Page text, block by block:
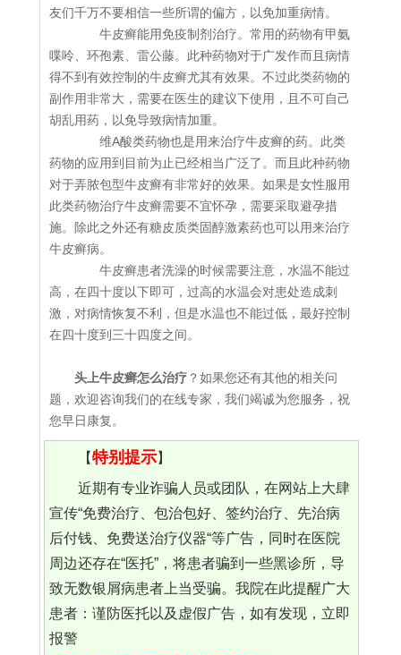
友们千万不要相信一些所谓的偏方，以免加重病情。
牛皮癣能用免疫制剂治疗。常用的药物有甲氨
喋呤、环孢素、雷公藤。此种药物对于广发作而且病情
得不到有效控制的牛皮癣尤其有效果。不过此类药物的
副作用非常大，需要在医生的建议下使用，且不可自己
胡乱用药，以免导致病情加重。
维A酸类药物也是用来治疗牛皮癣的药。此类
药物的应用到目前为止已经相当广泛了。而且此种药物
对于弄脓包型牛皮癣有非常好的效果。如果是女性服用
此类药物治疗牛皮癣需要不宜怀孕，需要采取避孕措
施。除此之外还有糖皮质类固醇激素药也可以用来治疗
牛皮癣病。
牛皮癣患者洗澡的时候需要注意，水温不能过
高，在四十度以下即可，过高的水温会对患处造成刺
激，对病情恢复不利，但是水温也不能过低，最好控制
在四十度到三十四度之间。
头上牛皮癣怎么治疗 ？如果您还有其他的相关问
题，欢迎咨询我们的在线专家，我们竭诚为您服务，祝
您早日康复。
【特别提示】
近期有专业诈骗人员或团队，在网站上大肆
宣传“免费治疗、包治包好、签约治疗、先治病
后付钱、免费送治疗仪器“等广告，同时在医院
周边还存在“医托”，将患者骗到一些黑诊所，导
致无数银屑病患者上当受骗。我院在此提醒广大
患者：谨防医托以及虚假广告，如有发现，立即
报警